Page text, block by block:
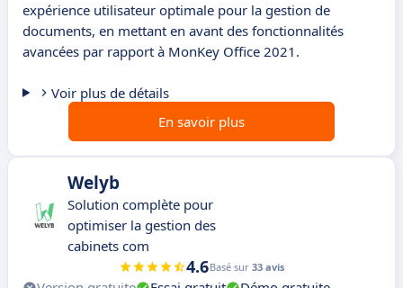
expérience utilisateur optimale pour la gestion de
documents, en mettant en avant des fonctionnalités
avancées par rapport à MonKey Office 2021.
Voir plus de détails
En savoir plus
Welyb
Solution complète pour
optimiser la gestion des
cabinets com
4.6Basé sur 33 avis